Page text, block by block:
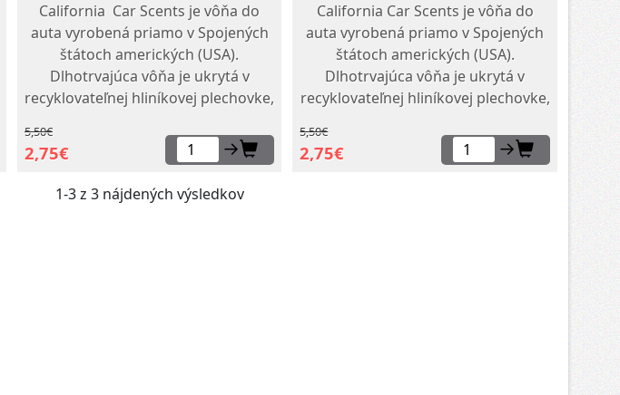
California Car Scents je vôňa do
auta vyrobená priamo v Spojených
štátoch amerických (USA).
Dlhotrvajúca vôňa je ukrytá v
recyklovateľnej hliníkovej plechovke,
ľanu napusteného parfumom. Tento
parfumovaný a prírodný...
5,50€
2,75€ →
California Car Scents je vôňa do
auta vyrobená priamo v Spojených
štátoch amerických (USA).
Dlhotrvajúca vôňa je ukrytá v
recyklovateľnej hliníkovej plechovke,
ľanu napusteného parfumom. Tento
parfumovaný a prírodný...
5,50€
2,75€ →
1-3 z 3 nájdených výsledkov